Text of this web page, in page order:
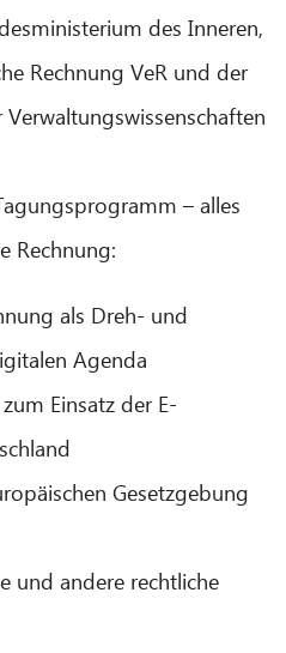
des Inneren,
Rechnung VeR und der
– alles
Rechnung:
als Dreh- und
Agenda
Einsatz der E-
Gesetzgebung
und andere rechtliche